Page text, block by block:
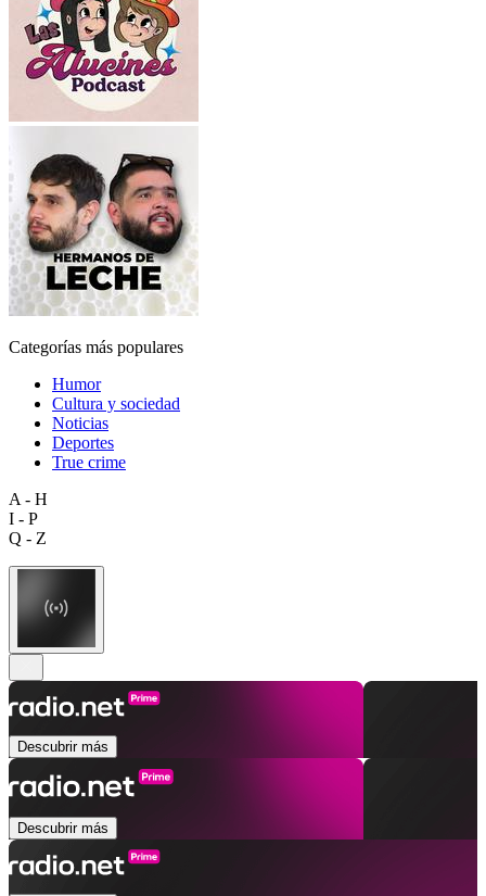
Categorías más populares
Humor
Cultura y sociedad
Noticias
Deportes
True crime
A - H
I - P
Q - Z
Descubrir más
Descubrir más